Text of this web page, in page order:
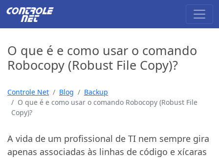
O que é e como usar o comando
Robocopy (Robust File Copy)?
Controle Net Blog
Backup
O que é e como usar o comando Robocopy (Robust File
Copy)?
A vida de um profissional de TI nem sempre gira
apenas associadas às linhas de código e xícaras